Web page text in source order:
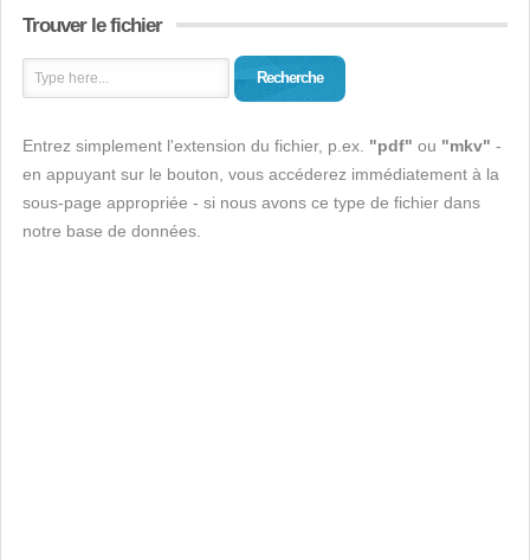
Trouver le fichier
Recherche
Entrez simplement l'extension du fichier, p.ex. "pdf" ou "mkv" -
en appuyant sur le bouton, vous accéderez immédiatement à la
sous-page appropriée - si nous avons ce type de fichier dans
notre base de données.